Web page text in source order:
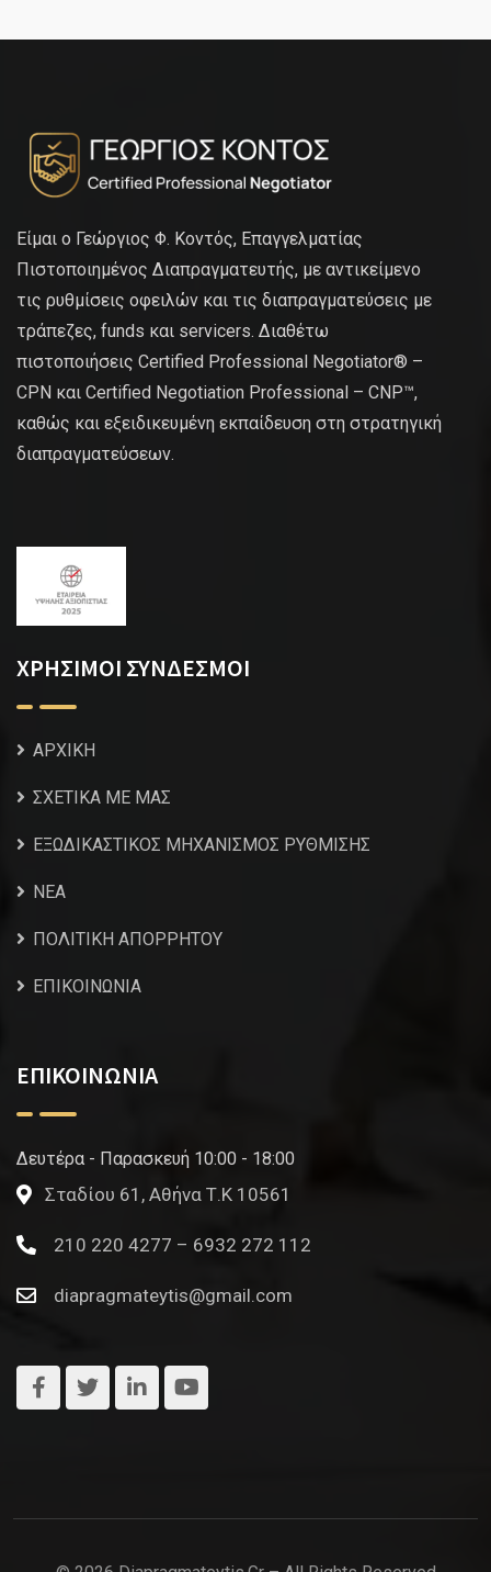
Είμαι ο Γεώργιος Φ. Κοντός, Επαγγελματίας
Πιστοποιημένος Διαπραγματευτής, με αντικείμενο
τις ρυθμίσεις οφειλών και τις διαπραγματεύσεις με
τράπεζες, funds και servicers. Διαθέτω
πιστοποιήσεις Certified Professional Negotiator® –
CPN και Certified Negotiation Professional – CNP™,
καθώς και εξειδικευμένη εκπαίδευση στη στρατηγική
διαπραγματεύσεων.
ΧΡΗΣΙΜΟΙ ΣΥΝΔΕΣΜΟΙ
ΑΡΧΙΚΗ
ΣΧΕΤΙΚΑ ΜΕ ΜΑΣ
ΕΞΩΔΙΚΑΣΤΙΚΟΣ ΜΗΧΑΝΙΣΜΟΣ ΡΥΘΜΙΣΗΣ
NEA
ΠΟΛΙΤΙΚΗ ΑΠΟΡΡΗΤΟΥ
ΕΠΙΚΟΙΝΩΝΙΑ
ΕΠΙΚΟΙΝΩΝΙΑ
Δευτέρα - Παρασκευή 10:00 - 18:00
Σταδίου 61, Αθήνα Τ.Κ 10561
210 220 4277 – 6932 272 112
diapragmateytis@gmail.com